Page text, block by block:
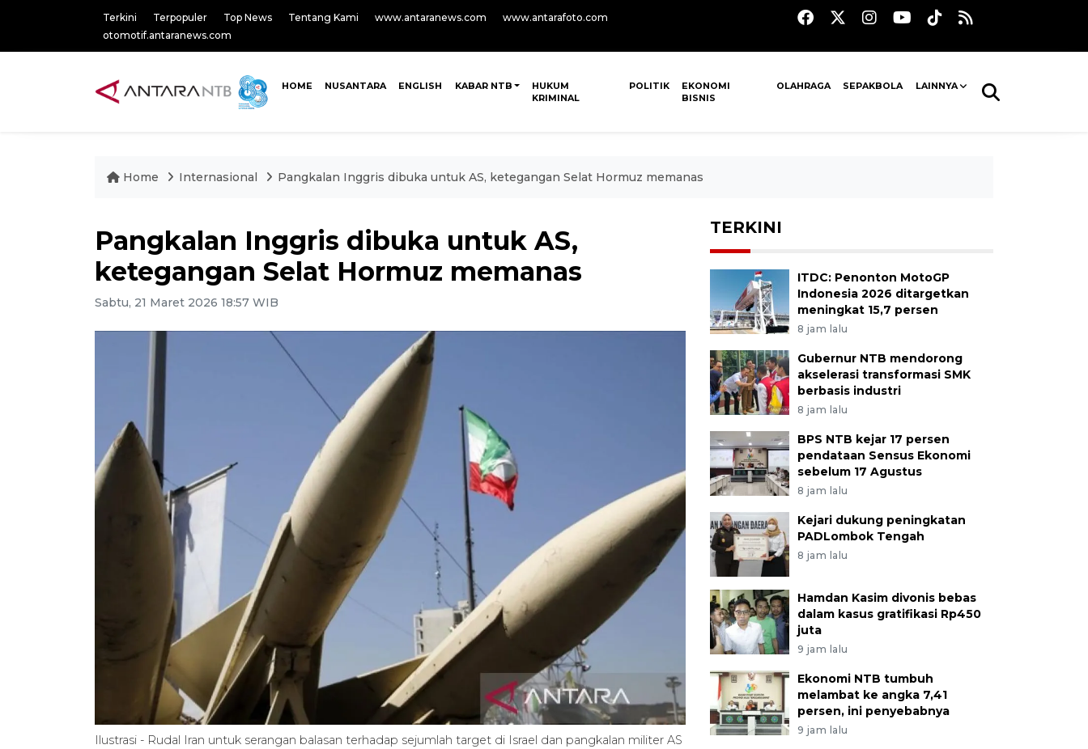
Terkini Terpopuler Top News Tentang Kami www.antaranews.com
www.antarafoto.com
otomotif.antaranews.com
HOME NUSANTARA ENGLISH KABAR NTB
HUKUM
KRIMINAL
POLITIK
EKONOMI
BISNIS
OLAHRAGA SEPAKBOLA LAINNYA
Home Internasional Pangkalan Inggris dibuka untuk AS, ketegangan Selat Hormuz memanas
Pangkalan Inggris dibuka untuk AS,
ketegangan Selat Hormuz memanas
Sabtu, 21 Maret 2026 18:57 WIB
Ilustrasi - Rudal Iran untuk serangan balasan terhadap sejumlah target di Israel dan pangkalan militer AS
TERKINI
ITDC: Penonton MotoGP
Indonesia 2026 ditargetkan
meningkat 15,7 persen
8 jam lalu
Gubernur NTB mendorong
akselerasi transformasi SMK
berbasis industri
8 jam lalu
BPS NTB kejar 17 persen
pendataan Sensus Ekonomi
sebelum 17 Agustus
8 jam lalu
Kejari dukung peningkatan
PADLombok Tengah
8 jam lalu
Hamdan Kasim divonis bebas
dalam kasus gratifikasi Rp450
juta
9 jam lalu
Ekonomi NTB tumbuh
melambat ke angka 7,41
persen, ini penyebabnya
9 jam lalu